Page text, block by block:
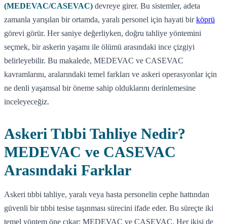
(MEDEVAC/CASEVAC) devreye girer. Bu sistemler, adeta
zamanla yarışılan bir ortamda, yaralı personel için hayati birköprü
görevi görür. Her saniye değerliyken, doğru tahliye yöntemini
seçmek, bir askerin yaşamı ile ölümü arasındaki ince çizgiyi
belirleyebilir. Bu makalede, MEDEVAC ve CASEVAC
kavramlarını, aralarındaki temel farkları ve askeri operasyonlar için
ne denli yaşamsal bir öneme sahip olduklarını derinlemesine
inceleyeceğiz.
Askeri Tıbbi Tahliye Nedir?
MEDEVAC ve CASEVAC
Arasındaki Farklar
Askeri tıbbi tahliye, yaralı veya hasta personelin cephe hattından
güvenli bir tıbbi tesise taşınması sürecini ifade eder. Bu süreçte iki
temel yöntem öne çıkar: MEDEVAC ve CASEVAC. Her ikisi de